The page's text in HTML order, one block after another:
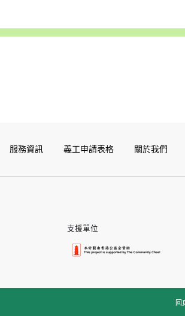
服務資訊 義工申請表格 關於我們
支援單位
回